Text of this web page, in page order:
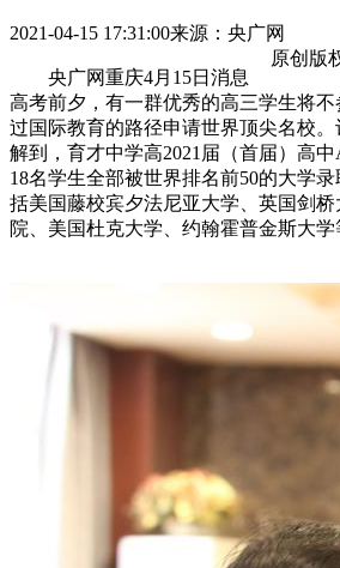
2021-04-15 17:31:00来源：央广网
原创版
央广网重庆4月15日消息
高考前夕，有一群优秀的高三学生将
过国际教育的路径申请世界顶尖名校
解到，育才中学高2021届（首届）高
18名学生全部被世界排名前50的大学
括美国藤校宾夕法尼亚大学、英国剑
院、美国杜克大学、约翰霍普金斯大学